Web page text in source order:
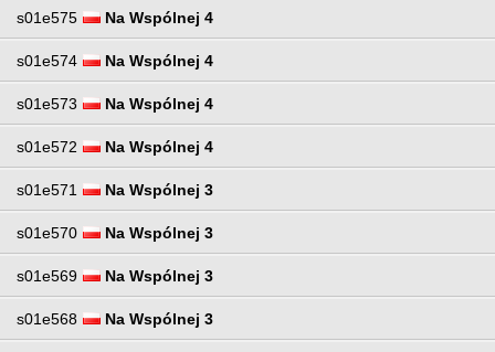
s01e575 Na Wspólnej 4
s01e574 Na Wspólnej 4
s01e573 Na Wspólnej 4
s01e572 Na Wspólnej 4
s01e571 Na Wspólnej 3
s01e570 Na Wspólnej 3
s01e569 Na Wspólnej 3
s01e568 Na Wspólnej 3